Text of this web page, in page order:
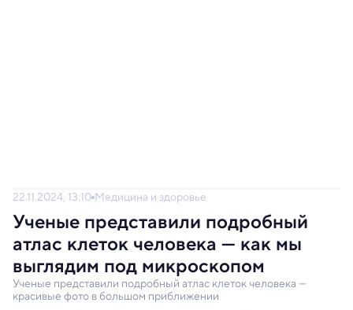
22.11.2024, 13:10 Медицина и здоровье
Ученые представили подробный
атлас клеток человека — как мы
выглядим под микроскопом
Ученые представили подробный атлас клеток человека —
красивые фото в большом приближении